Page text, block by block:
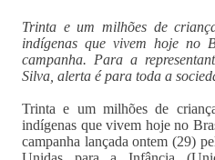
Trinta e um milhões de
indígenas que vivem hoje no
campanha. Para a
Silva, alerta é para toda a
Trinta e um milhões de
indígenas que vivem hoje no
campanha lançada ontem (29)